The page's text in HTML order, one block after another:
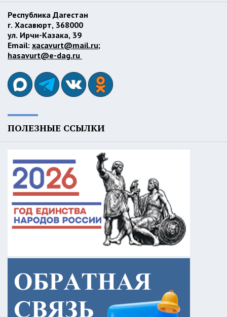
Республика Дагестан
г. Хасавюрт, 368000
ул. Ирчи-Казака, 39
Email: xacavurt@mail.ru;
hasavurt@e-dag.ru
ПОЛЕЗНЫЕ ССЫЛКИ